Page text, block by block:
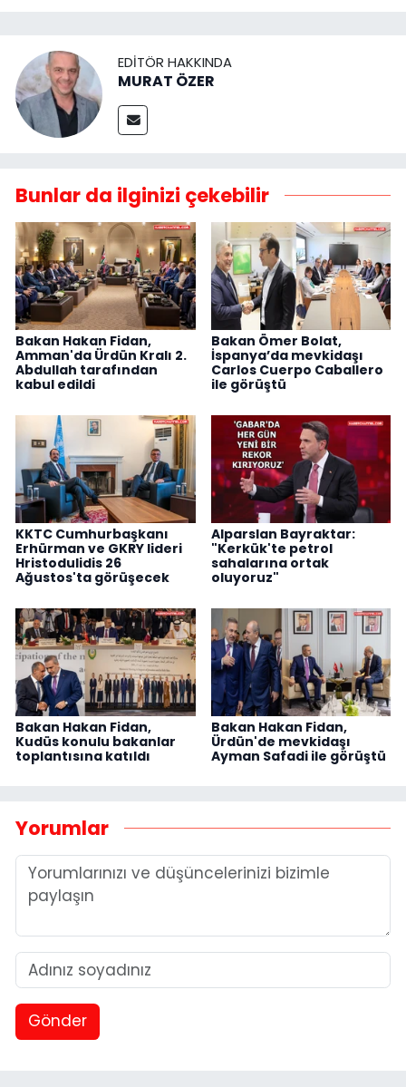
EDITÖR HAKKINDA
MURAT ÖZER
Bunlar da ilginizi çekebilir
Bakan Hakan Fidan,
Amman'da Ürdün Kralı 2.
Abdullah tarafından
kabul edildi
Bakan Ömer Bolat,
İspanya’da mevkidaşı
Carlos Cuerpo Caballero
ile görüştü
KKTC Cumhurbaşkanı
Erhürman ve GKRY lideri
Hristodulidis 26
Ağustos'ta görüşecek
Alparslan Bayraktar:
"Kerkük'te petrol
sahalarına ortak
oluyoruz"
Bakan Hakan Fidan,
Kudüs konulu bakanlar
toplantısına katıldı
Bakan Hakan Fidan,
Ürdün'de mevkidaşı
Ayman Safadi ile görüştü
Yorumlar
Gönder